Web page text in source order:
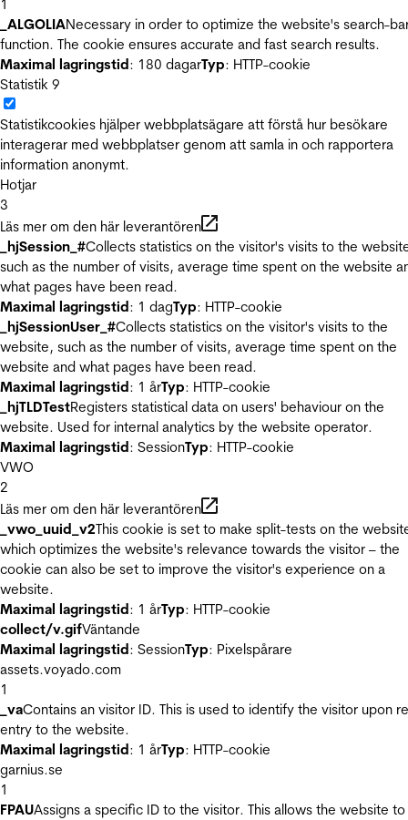
1
_ALGOLIANecessary in order to optimize the website's search-
function. The cookie ensures accurate and fast search results.
Maximal lagringstid: 180 dagarTyp: HTTP-cookie
Statistik 9
Statistikcookies hjälper webbplatsägare att förstå hur besökare
interagerar med webbplatser genom att samla in och rapportera
information anonymt.
Hotjar
3
Läs mer om den här leverantören
_hjSession_#Collects statistics on the visitor's visits to the
such as the number of visits, average time spent on the website
what pages have been read.
Maximal lagringstid: 1 dagTyp: HTTP-cookie
_hjSessionUser_#Collects statistics on the visitor's visits to the
website, such as the number of visits, average time spent on the
website and what pages have been read.
Maximal lagringstid: 1 årTyp: HTTP-cookie
_hjTLDTestRegisters statistical data on users' behaviour on the
website. Used for internal analytics by the website operator.
Maximal lagringstid: SessionTyp: HTTP-cookie
VWO
2
Läs mer om den här leverantören
_vwo_uuid_v2This cookie is set to make split-tests on the
which optimizes the website's relevance towards the visitor – the
cookie can also be set to improve the visitor's experience on a
website.
Maximal lagringstid: 1 årTyp: HTTP-cookie
collect/v.gifVäntande
Maximal lagringstid: SessionTyp: Pixelspårare
assets.voyado.com
1
_vaContains an visitor ID. This is used to identify the visitor upon
entry to the website.
Maximal lagringstid: 1 årTyp: HTTP-cookie
garnius.se
1
FPAUAssigns a specific ID to the visitor. This allows the website to